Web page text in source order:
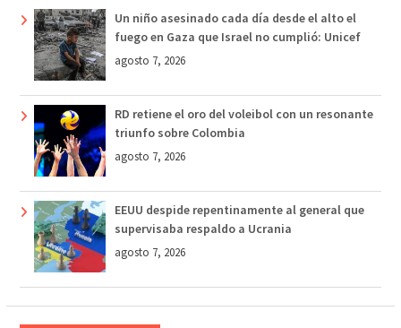
Un niño asesinado cada día desde el alto el
fuego en Gaza que Israel no cumplió: Unicef
agosto 7, 2026
RD retiene el oro del voleibol con un resonante
triunfo sobre Colombia
agosto 7, 2026
EEUU despide repentinamente al general que
supervisaba respaldo a Ucrania
agosto 7, 2026